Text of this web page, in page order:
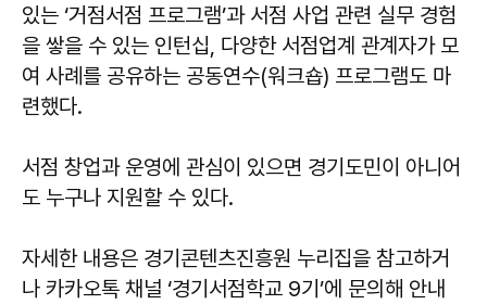
있는 ‘거점서점 프로그램’과 서점 사업 관련 실무 경험
을 쌓을 수 있는 인턴십, 다양한 서점업계 관계자가 모
여 사례를 공유하는 공동연수(워크숍) 프로그램도 마
련했다.
서점 창업과 운영에 관심이 있으면 경기도민이 아니어
도 누구나 지원할 수 있다.
자세한 내용은 경기콘텐츠진흥원 누리집을 참고하거
나 카카오톡 채널 ‘경기서점학교 9기’에 문의해 안내